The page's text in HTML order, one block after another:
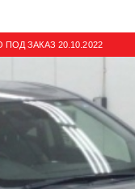
ПОД ЗАКАЗ 20.10.2022